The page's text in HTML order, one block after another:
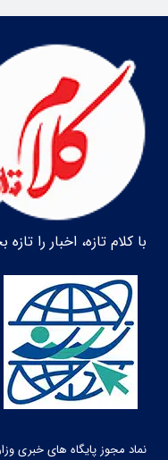
با کلام تازه، اخبار را تازه
نماد مجوز پایگاه های خبری